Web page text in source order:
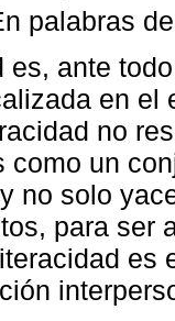
palabras
es, ante
en el
no
como un
no solo
para ser
es